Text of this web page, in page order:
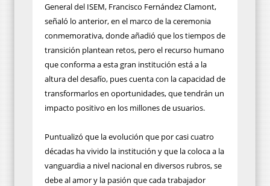
General del ISEM, Francisco Fernández Clamont,
señaló lo anterior, en el marco de la ceremonia
conmemorativa, donde añadió que los tiempos de
transición plantean retos, pero el recurso humano
que conforma a esta gran institución está a la
altura del desafío, pues cuenta con la capacidad de
transformarlos en oportunidades, que tendrán un
impacto positivo en los millones de usuarios.
Puntualizó que la evolución que por casi cuatro
décadas ha vivido la institución y que la coloca a la
vanguardia a nivel nacional en diversos rubros, se
debe al amor y la pasión que cada trabajador